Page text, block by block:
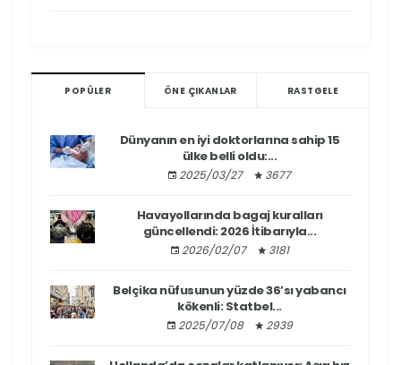
POPÜLER ÖNE ÇIKANLAR RASTGELE
Dünyanın en iyi doktorlarına sahip 15
ülke belli oldu:...
2025/03/27 3677
Havayollarında bagaj kuralları
güncellendi: 2026 İtibarıyla...
2026/02/07 3181
Belçika nüfusunun yüzde 36’sı yabancı
kökenli: Statbel...
2025/07/08 2939